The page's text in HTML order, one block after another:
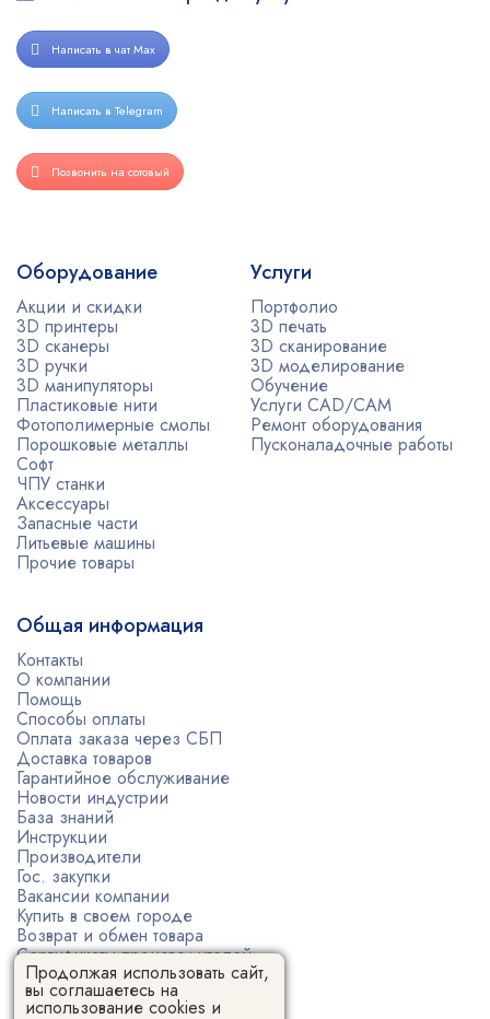
Написать в чат Max
Написать в Telegram
Позвонить на сотовый
Оборудование
Акции и скидки
3D принтеры
3D сканеры
3D ручки
3D манипуляторы
Пластиковые нити
Фотополимерные смолы
Порошковые металлы
Софт
ЧПУ станки
Аксессуары
Запасные части
Литьевые машины
Прочие товары
Услуги
Портфолио
3D печать
3D сканирование
3D моделирование
Обучение
Услуги CAD/CAM
Ремонт оборудования
Пусконаладочные работы
Общая информация
Контакты
О компании
Помощь
Способы оплаты
Оплата заказа через СБП
Доставка товаров
Гарантийное обслуживание
Новости индустрии
База знаний
Инструкции
Производители
Гос. закупки
Вакансии компании
Купить в своем городе
Возврат и обмен товара
Сертификаты производителей
Политика конфиденциальности
Пользовательское соглашение
Продолжая использовать сайт,
вы соглашаетесь на
использование cookies и